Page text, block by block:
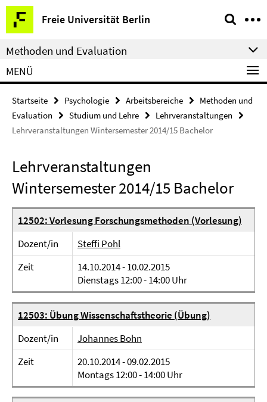
Springe
direkt
zu
Inhalt
Freie Universität Berlin
Service-
Navigation
Methoden und Evaluation
MENÜ
Startseite Psychologie Arbeitsbereiche
Methoden und
Evaluation
Studium und Lehre
Lehrveranstaltungen
Lehrveranstaltungen Wintersemester 2014/15 Bachelor
Lehrveranstaltungen
Wintersemester 2014/15 Bachelor
12502: Vorlesung Forschungsmethoden (Vorlesung)
Dozent/in
Steffi Pohl
Zeit
14.10.2014 - 10.02.2015
Dienstags 12:00 - 14:00 Uhr
12503: Übung Wissenschaftstheorie (Übung)
Dozent/in
Johannes Bohn
Zeit
20.10.2014 - 09.02.2015
Montags 12:00 - 14:00 Uhr